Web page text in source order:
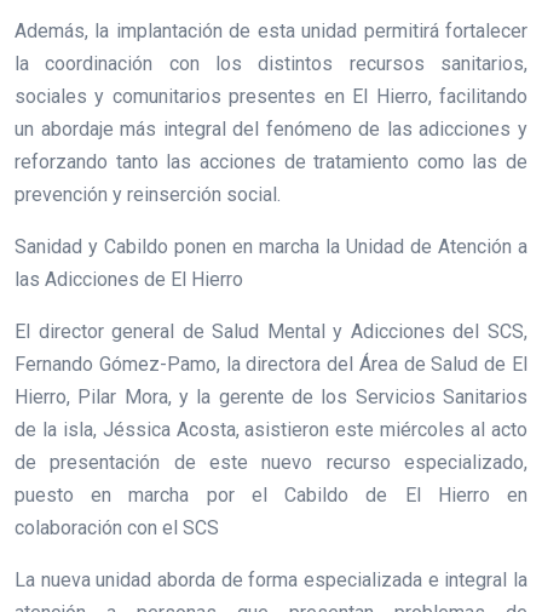
Además, la implantación de esta unidad permitirá fortalecer
la coordinación con los distintos recursos sanitarios,
sociales y comunitarios presentes en El Hierro, facilitando
un abordaje más integral del fenómeno de las adicciones y
reforzando tanto las acciones de tratamiento como las de
prevención y reinserción social.
Sanidad y Cabildo ponen en marcha la Unidad de Atención a
las Adicciones de El Hierro
El director general de Salud Mental y Adicciones del SCS,
Fernando Gómez-Pamo, la directora del Área de Salud de El
Hierro, Pilar Mora, y la gerente de los Servicios Sanitarios
de la isla, Jéssica Acosta, asistieron este miércoles al acto
de presentación de este nuevo recurso especializado,
puesto en marcha por el Cabildo de El Hierro en
colaboración con el SCS
La nueva unidad aborda de forma especializada e integral la